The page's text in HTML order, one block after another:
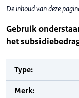
De inhoud van deze
Gebruik
het
Type:
Merk: